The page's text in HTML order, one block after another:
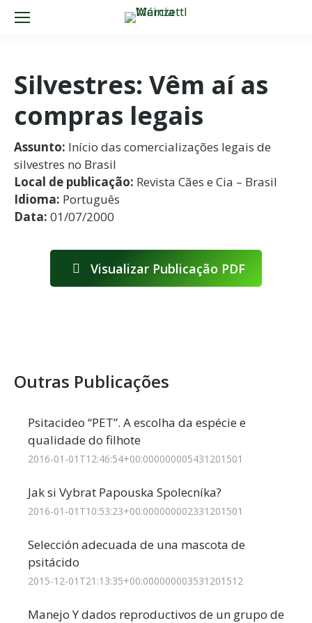
Silvestres: Vêm aí as
compras legais
Assunto: Início das comercializações legais de
silvestres no Brasil
Local de publicação: Revista Cães e Cia – Brasil
Idioma: Português
Data: 01/07/2000
Visualizar Publicação PDF
Outras Publicações
Psitacideo “PET”. A escolha da espécie e
qualidade do filhote
2016-01-01T12:46:54+00:000000005431201501
Jak si Vybrat Papouska Spolecníka?
2016-01-01T10:53:23+00:000000002331201501
Selección adecuada de una mascota de
psitácido
2015-12-01T21:13:35+00:000000003531201512
Manejo Y dados reproductivos de un grupo de